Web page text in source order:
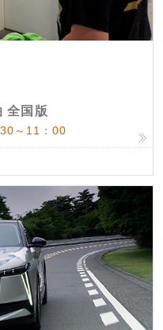
全国版
～11：00